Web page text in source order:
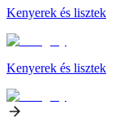
Kenyerek és lisztek
Kenyerek és lisztek